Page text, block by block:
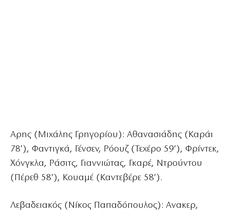
Αρης (Μιχάλης Γρηγορίου): Αθανασιάδης (Καράι
78′), Φαντιγκά, Γένσεν, Ρόουζ (Τεχέρο 59′), Φρίντεκ,
Χόνγκλα, Ράσιτς, Γιαννιώτας, Γκαρέ, Ντρούντου
(Πέρεθ 58′), Κουαμέ (Καντεβέρε 58′).
Λεβαδειακός (Νίκος Παπαδόπουλος): Ανακερ,